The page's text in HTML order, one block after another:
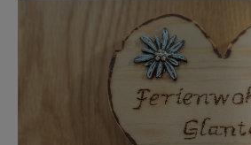
Zusätzliche
Aktivurlaub
Wandern
Geführte Wanderungen
Fernseher
Garten
Gitterbett
Haarföhn